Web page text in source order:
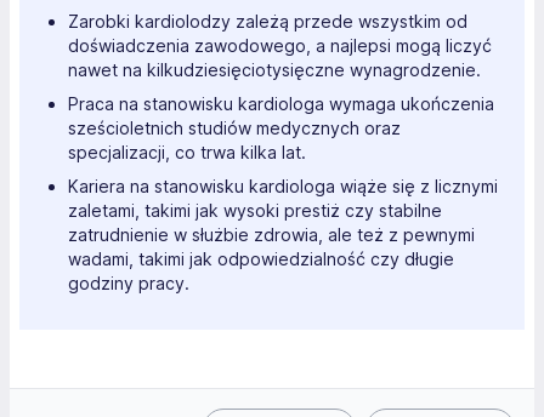
Zarobki kardiolodzy zależą przede wszystkim od
doświadczenia zawodowego, a najlepsi mogą liczyć
nawet na kilkudziesięciotysięczne wynagrodzenie.
Praca na stanowisku kardiologa wymaga ukończenia
sześcioletnich studiów medycznych oraz
specjalizacji, co trwa kilka lat.
Kariera na stanowisku kardiologa wiąże się z licznymi
zaletami, takimi jak wysoki prestiż czy stabilne
zatrudnienie w służbie zdrowia, ale też z pewnymi
wadami, takimi jak odpowiedzialność czy długie
godziny pracy.